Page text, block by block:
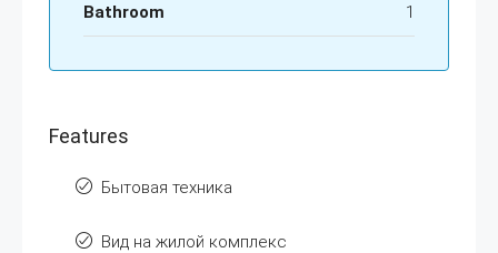
Bathroom 1
Features
Бытовая техника
Вид на жилой комплекс